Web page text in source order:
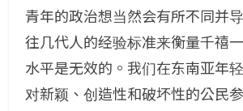
青年的政治想当然会有所不同并
往几代人的经验标准来衡量千禧
水平是无效的。我们在东南亚年
对新颖、创造性和破坏性的公民